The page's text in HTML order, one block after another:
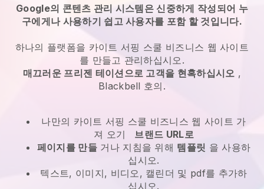
Google의 콘텐츠 관리 시스템은 신중하게 작성되어 누
구에게나 사용하기 쉽고 사용자를 포함 할 것입니다.
하나의 플랫폼을 카이트 서핑 스쿨 비즈니스 웹 사이트
를 만들고 관리하십시오.
매끄러운 프리젠 테이션으로 고객을 현혹하십시오 ,
Blackbell 호의.
나만의 카이트 서핑 스쿨 비즈니스 웹 사이트 가
져 오기
브랜드 URL로
페이지를 만들거나 지침을 위해 템플릿 을 사용하
십시오.
텍스트, 이미지, 비디오, 캘린더 및 pdf를 추가하
십시오.